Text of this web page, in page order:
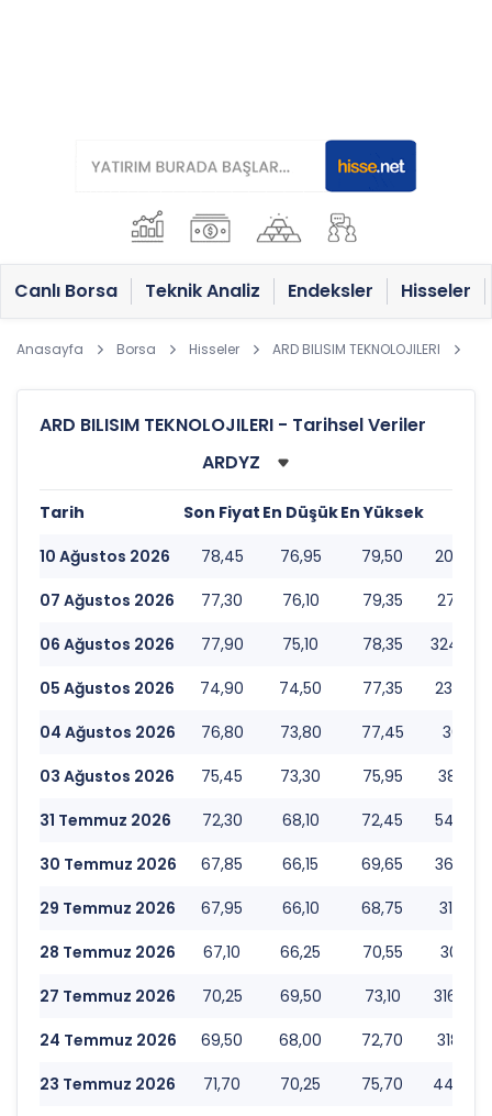
Canlı Borsa Teknik Analiz Endeksler Hisseler
Anasayfa Borsa Hisseler ARD BILISIM TEKNOLOJILERI
ARD BILISIM TEKNOLOJILERI - Tarihsel Veriler
Tarih Son Fiyat En DüşükEn Yüksek
10 Ağustos 2026
78,45 76,95 79,50
07 Ağustos 2026
77,30 76,10 79,35
06 Ağustos 2026
77,90 75,10 78,35
05 Ağustos 2026
74,90 74,50 77,35
04 Ağustos 2026
76,80 73,80 77,45
03 Ağustos 2026
75,45 73,30 75,95
31 Temmuz 2026
72,30 68,10 72,45
30 Temmuz 2026
67,85 66,15 69,65
29 Temmuz 2026
67,95 66,10 68,75
28 Temmuz 2026
67,10 66,25 70,55
27 Temmuz 2026
70,25 69,50 73,10
24 Temmuz 2026
69,50 68,00 72,70
23 Temmuz 2026
71,70 70,25 75,70